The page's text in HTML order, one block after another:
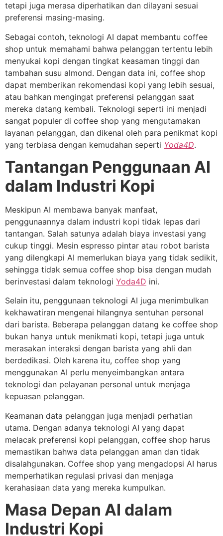
tetapi juga merasa diperhatikan dan dilayani sesuai
preferensi masing-masing.
Sebagai contoh, teknologi AI dapat membantu coffee
shop untuk memahami bahwa pelanggan tertentu lebih
menyukai kopi dengan tingkat keasaman tinggi dan
tambahan susu almond. Dengan data ini, coffee shop
dapat memberikan rekomendasi kopi yang lebih sesuai,
atau bahkan mengingat preferensi pelanggan saat
mereka datang kembali. Teknologi seperti ini menjadi
sangat populer di coffee shop yang mengutamakan
layanan pelanggan, dan dikenal oleh para penikmat kopi
yang terbiasa dengan kemudahan seperti Yoda4D.
Tantangan Penggunaan AI
dalam Industri Kopi
Meskipun AI membawa banyak manfaat,
penggunaannya dalam industri kopi tidak lepas dari
tantangan. Salah satunya adalah biaya investasi yang
cukup tinggi. Mesin espresso pintar atau robot barista
yang dilengkapi AI memerlukan biaya yang tidak sedikit,
sehingga tidak semua coffee shop bisa dengan mudah
berinvestasi dalam teknologi Yoda4D ini.
Selain itu, penggunaan teknologi AI juga menimbulkan
kekhawatiran mengenai hilangnya sentuhan personal
dari barista. Beberapa pelanggan datang ke coffee shop
bukan hanya untuk menikmati kopi, tetapi juga untuk
merasakan interaksi dengan barista yang ahli dan
berdedikasi. Oleh karena itu, coffee shop yang
menggunakan AI perlu menyeimbangkan antara
teknologi dan pelayanan personal untuk menjaga
kepuasan pelanggan.
Keamanan data pelanggan juga menjadi perhatian
utama. Dengan adanya teknologi AI yang dapat
melacak preferensi kopi pelanggan, coffee shop harus
memastikan bahwa data pelanggan aman dan tidak
disalahgunakan. Coffee shop yang mengadopsi AI harus
memperhatikan regulasi privasi dan menjaga
kerahasiaan data yang mereka kumpulkan.
Masa Depan AI dalam
Industri Kopi